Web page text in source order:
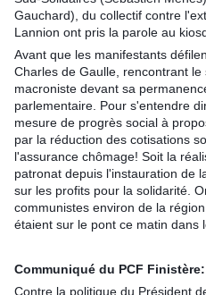
Gauchard), du collectif contre
Lannion ont pris la parole au
Avant que les manifestants
Charles de Gaulle, rencontrant
macroniste devant sa
parlementaire. Pour s'entendre
mesure de progrès social à
par la réduction des cotisations
l'assurance chômage! Soit la
patronat depuis l'instauration de
sur les profits pour la solidarité.
communistes environ de la
étaient sur le pont ce matin dans
Communiqué du PCF Finistère:
Contre la politique du Président